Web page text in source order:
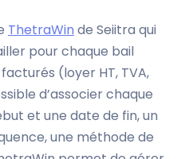
ThetraWin de Seiitra qui
pour chaque bail
(loyer HT, TVA,
d’associer chaque
et une date de fin, un
une méthode de